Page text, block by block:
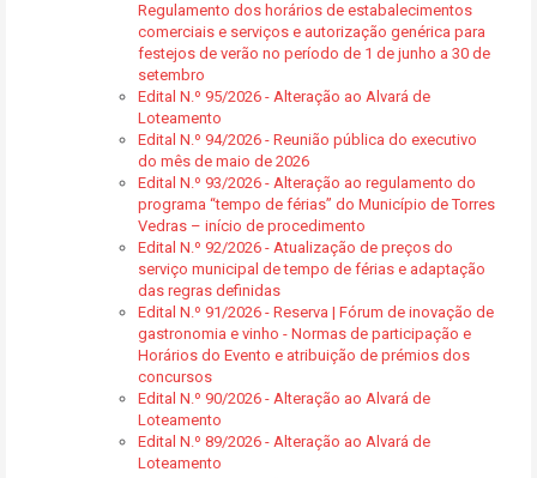
Regulamento dos horários de estabalecimentos
comerciais e serviços e autorização genérica para
festejos de verão no período de 1 de junho a 30 de
setembro
Edital N.º 95/2026 - Alteração ao Alvará de
Loteamento
Edital N.º 94/2026 - Reunião pública do executivo
do mês de maio de 2026
Edital N.º 93/2026 - Alteração ao regulamento do
programa “tempo de férias” do Município de Torres
Vedras – início de procedimento
Edital N.º 92/2026 - Atualização de preços do
serviço municipal de tempo de férias e adaptação
das regras definidas
Edital N.º 91/2026 - Reserva | Fórum de inovação de
gastronomia e vinho - Normas de participação e
Horários do Evento e atribuição de prémios dos
concursos
Edital N.º 90/2026 - Alteração ao Alvará de
Loteamento
Edital N.º 89/2026 - Alteração ao Alvará de
Loteamento